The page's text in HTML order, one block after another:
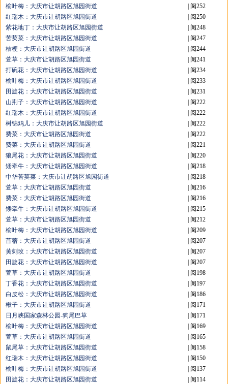
榆叶梅：大庆市让胡路区旭园街道
| 阅252
红瑞木：大庆市让胡路区旭园街道
| 阅250
紫花地丁：大庆市让胡路区旭园街道
| 阅248
苦荬菜：大庆市让胡路区旭园街道
| 阅247
桔梗：大庆市让胡路区旭园街道
| 阅244
萱草：大庆市让胡路区旭园街道
| 阅241
打碗花：大庆市让胡路区旭园街道
| 阅234
榆叶梅：大庆市让胡路区旭园街道
| 阅233
田旋花：大庆市让胡路区旭园街道
| 阅231
山荆子：大庆市让胡路区旭园街道
| 阅222
红瑞木：大庆市让胡路区旭园街道
| 阅222
树锦鸡儿：大庆市让胡路区旭园街道
| 阅222
费菜：大庆市让胡路区旭园街道
| 阅222
费菜：大庆市让胡路区旭园街道
| 阅221
狼尾花：大庆市让胡路区旭园街道
| 阅220
矮牵牛：大庆市让胡路区旭园街道
| 阅218
中华苦荬菜：大庆市让胡路区旭园街道
| 阅218
萱草：大庆市让胡路区旭园街道
| 阅216
费菜：大庆市让胡路区旭园街道
| 阅216
矮牵牛：大庆市让胡路区旭园街道
| 阅215
萱草：大庆市让胡路区旭园街道
| 阅212
榆叶梅：大庆市让胡路区旭园街道
| 阅209
苜蓿：大庆市让胡路区旭园街道
| 阅207
黄刺玫：大庆市让胡路区旭园街道
| 阅207
田旋花：大庆市让胡路区旭园街道
| 阅207
萱草：大庆市让胡路区旭园街道
| 阅198
丁香花：大庆市让胡路区旭园街道
| 阅197
白皮松：大庆市让胡路区旭园街道
| 阅186
楸子：大庆市让胡路区旭园街道
| 阅171
日月峡国家森林公园-狗尾巴草
| 阅171
榆叶梅：大庆市让胡路区旭园街道
| 阅169
萱草：大庆市让胡路区旭园街道
| 阅165
鼠尾草：大庆市让胡路区旭园街道
| 阅158
红瑞木：大庆市让胡路区旭园街道
| 阅150
榆叶梅：大庆市让胡路区旭园街道
| 阅137
田旋花：大庆市让胡路区旭园街道
| 阅114